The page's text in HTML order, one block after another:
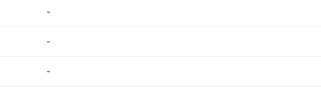
-
-
-